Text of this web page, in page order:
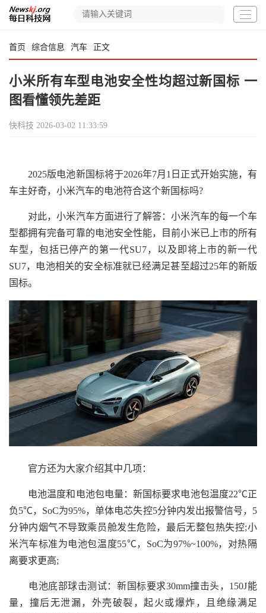
首页 综合信息 汽车 正文
小米所有车型电池安全性均超过新国标 一
图看懂领先差距
快科技 2026-03-02 11:33:59
2025版电池新国标将于2026年7月1日正式开始实施，有
车主好奇，小米汽车的电池符合这个新国标吗?
对此，小米汽车方面进行了解答：小米汽车的每一个车
型都拥有完备可靠的电池安全性能，目前小米已上市的所有
车型，包括已停产的第一代SU7，以及即将上市的新一代
SU7，电池相关的安全标准就已经满足甚至超过25年的新版
国标。
官方还为大家介绍其中几项：
电池温度和电池包电量：新国标要求电池包温度22℃正
负5℃，SoC为95%，单体电芯失控5分钟内发出报警信号，5
分钟内烟气不导致乘员舱发生危险，最后无整包热失控;小
米汽车标准为电池包温度55℃，SoC为97%~100%，对热隔
离要求更高;
电池底部球击测试：新国标要求30mm撞击头，150J能
量，撞后无泄漏，外壳破裂，起火或爆炸，且绝缘满足